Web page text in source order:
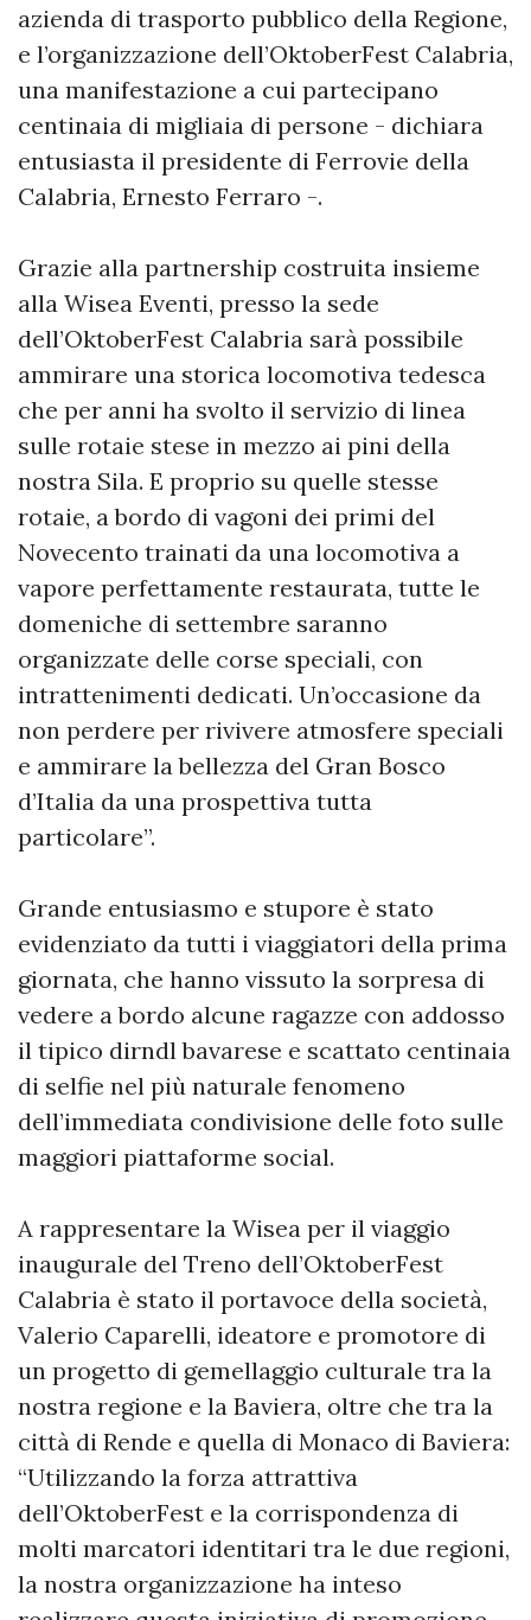
azienda di trasporto pubblico della Regione,
e l’organizzazione dell’OktoberFest Calabria,
una manifestazione a cui partecipano
centinaia di migliaia di persone - dichiara
entusiasta il presidente di Ferrovie della
Calabria, Ernesto Ferraro -.
Grazie alla partnership costruita insieme
alla Wisea Eventi, presso la sede
dell’OktoberFest Calabria sarà possibile
ammirare una storica locomotiva tedesca
che per anni ha svolto il servizio di linea
sulle rotaie stese in mezzo ai pini della
nostra Sila. E proprio su quelle stesse
rotaie, a bordo di vagoni dei primi del
Novecento trainati da una locomotiva a
vapore perfettamente restaurata, tutte le
domeniche di settembre saranno
organizzate delle corse speciali, con
intrattenimenti dedicati. Un’occasione da
non perdere per rivivere atmosfere speciali
e ammirare la bellezza del Gran Bosco
d’Italia da una prospettiva tutta
particolare”.
Grande entusiasmo e stupore è stato
evidenziato da tutti i viaggiatori della prima
giornata, che hanno vissuto la sorpresa di
vedere a bordo alcune ragazze con addosso
il tipico dirndl bavarese e scattato centinaia
di selfie nel più naturale fenomeno
dell’immediata condivisione delle foto sulle
maggiori piattaforme social.
A rappresentare la Wisea per il viaggio
inaugurale del Treno dell’OktoberFest
Calabria è stato il portavoce della società,
Valerio Caparelli, ideatore e promotore di
un progetto di gemellaggio culturale tra la
nostra regione e la Baviera, oltre che tra la
città di Rende e quella di Monaco di Baviera:
“Utilizzando la forza attrattiva
dell’OktoberFest e la corrispondenza di
molti marcatori identitari tra le due regioni,
la nostra organizzazione ha inteso